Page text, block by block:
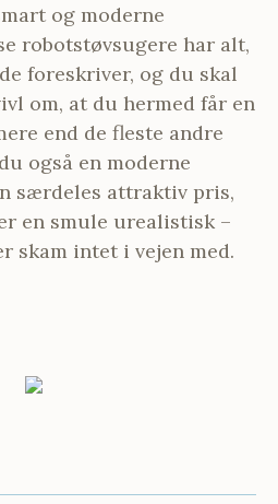
og moderne
robotstøvsugere har alt,
foreskriver, og du skal
om, at du hermed får en
end de fleste andre
også en moderne
særdeles attraktiv pris,
en smule urealistisk –
skam intet i vejen med.